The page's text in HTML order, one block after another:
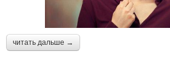
читать дальше →